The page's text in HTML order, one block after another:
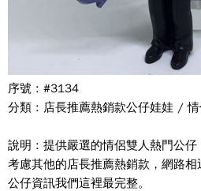
序號 : #3134
分類 : 店長推薦熱銷款公仔娃娃 /
說明 : 提供嚴選的情侶雙人熱門公
考慮其他的店長推薦熱銷款，網路
公仔資訊我們這裡最完整。